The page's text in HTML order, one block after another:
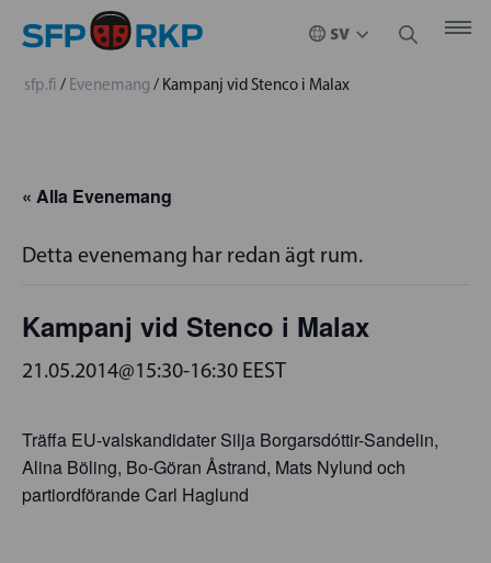
sfp.fi / Evenemang / Kampanj vid Stenco i Malax
« Alla Evenemang
Detta evenemang har redan ägt rum.
Kampanj vid Stenco i Malax
21.05.2014@15:30-16:30 EEST
Träffa EU-valskandidater Silja Borgarsdóttir-Sandelin,
Alina Böling, Bo-Göran Åstrand, Mats Nylund och
partiordförande Carl Haglund